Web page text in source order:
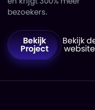
bezoekers.
Bekijk
Project
Bekijk
website